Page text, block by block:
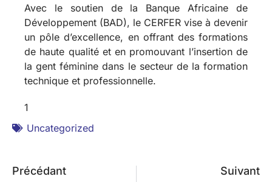
Avec le soutien de la Banque Africaine de
Développement (BAD), le CERFER vise à devenir
un pôle d’excellence, en offrant des formations
de haute qualité et en promouvant l’insertion de
la gent féminine dans le secteur de la formation
technique et professionnelle.
1
Uncategorized
Précédant
Suivant